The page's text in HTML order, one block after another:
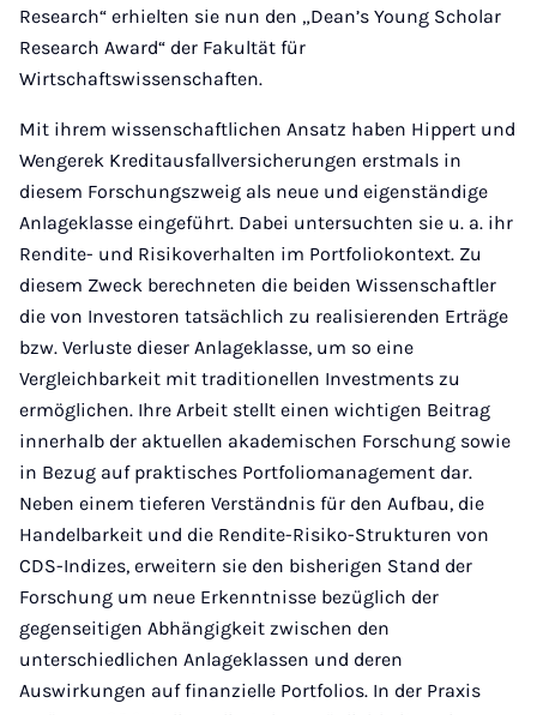
Research“ erhielten sie nun den „Dean’s Young Scholar
Research Award“ der Fakultät für
Wirtschaftswissenschaften.
Mit ihrem wissenschaftlichen Ansatz haben Hippert und
Wengerek Kreditausfallversicherungen erstmals in
diesem Forschungszweig als neue und eigenständige
Anlageklasse eingeführt. Dabei untersuchten sie u. a. ihr
Rendite- und Risikoverhalten im Portfoliokontext. Zu
diesem Zweck berechneten die beiden Wissenschaftler
die von Investoren tatsächlich zu realisierenden Erträge
bzw. Verluste dieser Anlageklasse, um so eine
Vergleichbarkeit mit traditionellen Investments zu
ermöglichen. Ihre Arbeit stellt einen wichtigen Beitrag
innerhalb der aktuellen akademischen Forschung sowie
in Bezug auf praktisches Portfoliomanagement dar.
Neben einem tieferen Verständnis für den Aufbau, die
Handelbarkeit und die Rendite-Risiko-Strukturen von
CDS-Indizes, erweitern sie den bisherigen Stand der
Forschung um neue Erkenntnisse bezüglich der
gegenseitigen Abhängigkeit zwischen den
unterschiedlichen Anlageklassen und deren
Auswirkungen auf finanzielle Portfolios. In der Praxis